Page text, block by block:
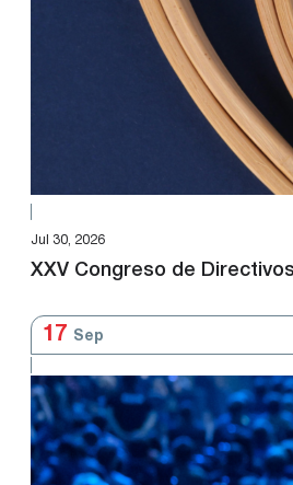
Jul 30, 2026
XXV Congreso de
17 Sep